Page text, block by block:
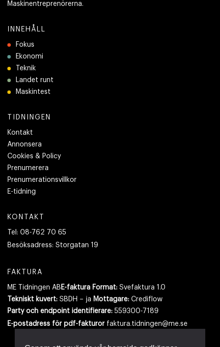
Maskinentreprenörerna.
INNEHÅLL
Fokus
Ekonomi
Teknik
Landet runt
Maskintest
TIDNINGEN
Kontakt
Annonsera
Cookies & Policy
Prenumerera
Prenumerationsvillkor
E-tidning
KONTAKT
Tel: 08-762 70 65
Besöksadress: Storgatan 19
FAKTURA
ME Tidningen AB E-faktura Format: Svefaktura 1.0
Tekniskt kuvert: SBDH – ja Mottagare: Crediflow
Party och endpoint identifierare: 559300-7189
E-postadress för pdf-fakturor faktura.tidningen@me.se